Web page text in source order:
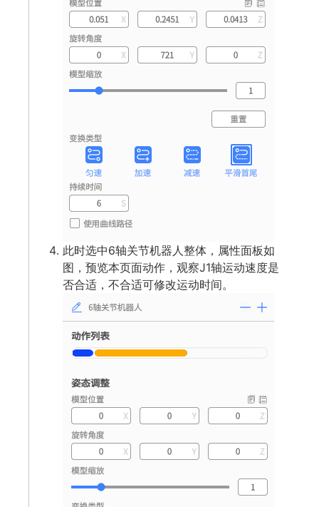
此时选中6轴关节机器人整体，属性面板如
图，预览本页面动作，观察J1轴运动速度是
否合适，不合适可修改运动时间。